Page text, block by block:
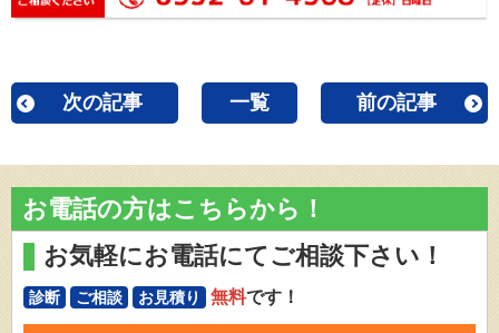
次の記事 一覧 前の記事
お電話の方はこちらから！
お気軽にお電話にてご相談下さい！
診断 ご相談 お見積り 無料です！